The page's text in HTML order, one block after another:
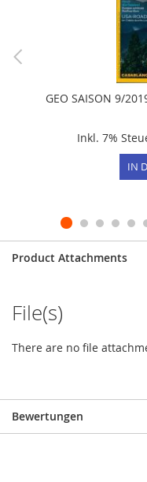
GEO SAISON 9/
Inkl. 7%
IN
Product Attachments
File(s)
There are no file
Bewertungen